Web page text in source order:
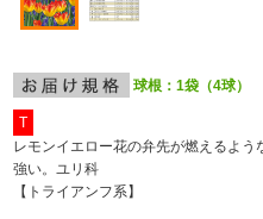
球根：1袋（4球）
T
レモンイエロー花の弁先が燃えるよ
強い。ユリ科
【トライアンフ系】